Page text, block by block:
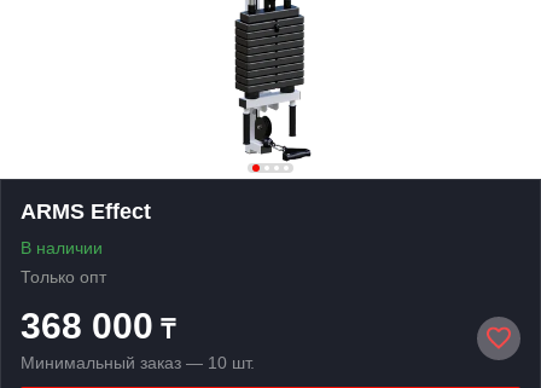
ARMS Effect
В наличии
Только опт
368 000 ₸
Минимальный заказ — 10 шт.